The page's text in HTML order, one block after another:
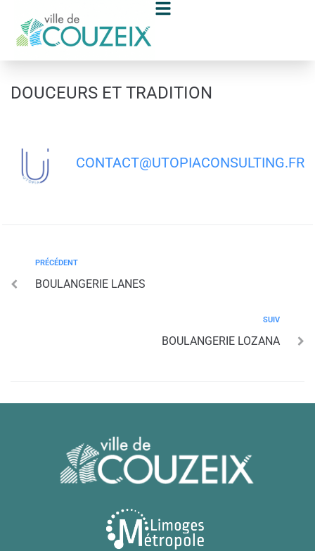
DOUCEURS ET TRADITION
CONTACT@UTOPIACONSULTING.FR
PRÉCÉDENT
BOULANGERIE LANES
SUIV
BOULANGERIE LOZANA